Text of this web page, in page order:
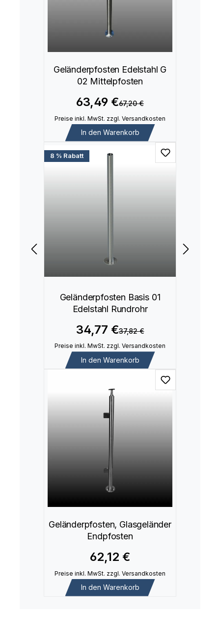
Geländerpfosten Edelstahl G
02 Mittelpfosten
63,49 €67,20 €
Preise inkl. MwSt. zzgl. Versandkosten
In den Warenkorb
8 % Rabatt
Geländerpfosten Basis 01
Edelstahl Rundrohr
34,77 €37,82 €
Preise inkl. MwSt. zzgl. Versandkosten
In den Warenkorb
Geländerpfosten, Glasgeländer
Endpfosten
62,12 €
Preise inkl. MwSt. zzgl. Versandkosten
In den Warenkorb